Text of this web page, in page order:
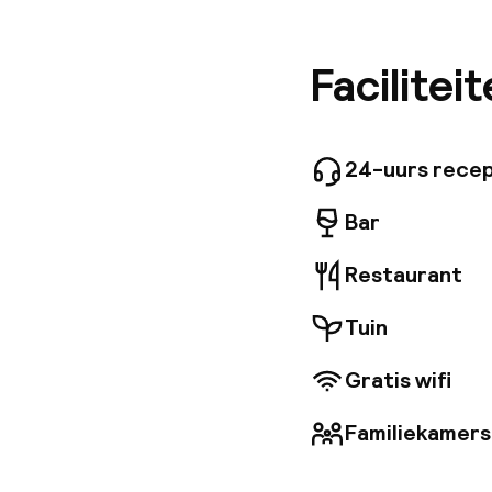
nieuwe
24-uurs
Bar
Restaurant
Tuin
Gratis wifi